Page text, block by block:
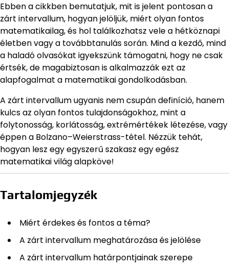
Ebben a cikkben bemutatjuk, mit is jelent pontosan a
zárt intervallum, hogyan jelöljük, miért olyan fontos
matematikailag, és hol találkozhatsz vele a hétköznapi
életben vagy a továbbtanulás során. Mind a kezdő, mind
a haladó olvasókat igyekszünk támogatni, hogy ne csak
értsék, de magabiztosan is alkalmazzák ezt az
alapfogalmat a matematikai gondolkodásban.
A zárt intervallum ugyanis nem csupán definíció, hanem
kulcs az olyan fontos tulajdonságokhoz, mint a
folytonosság, korlátosság, extrémértékek létezése, vagy
éppen a Bolzano–Weierstrass-tétel. Nézzük tehát,
hogyan lesz egy egyszerű szakasz egy egész
matematikai világ alapköve!
Tartalomjegyzék
Miért érdekes és fontos a téma?
A zárt intervallum meghatározása és jelölése
A zárt intervallum határpontjainak szerepe